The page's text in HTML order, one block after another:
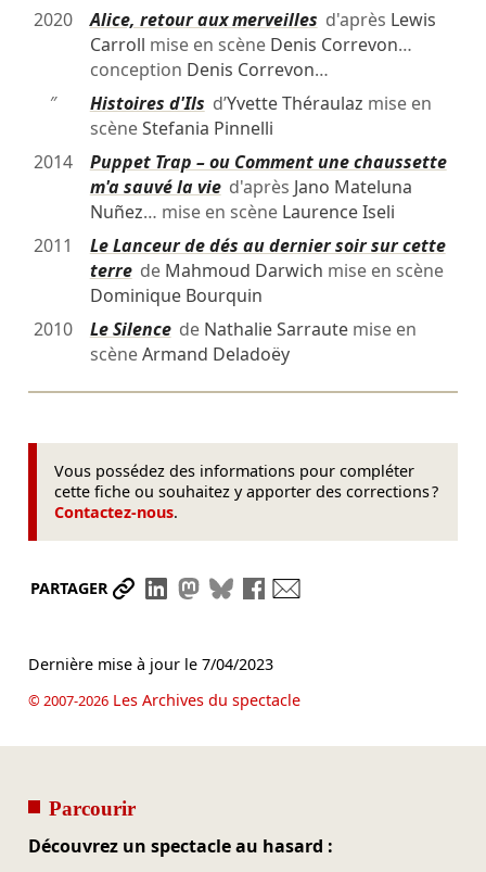
2020
Alice, retour aux merveilles d'après Lewis
Carroll mise en scène Denis Correvon…
conception Denis Correvon…
″
Histoires d'Ils d’Yvette Théraulaz mise en
scèneStefania Pinnelli
2014
Puppet Trap – ou Comment une chaussette
m'a sauvé la vied'après Jano Mateluna
Nuñez… mise en scène Laurence Iseli
2011
Le Lanceur de dés au dernier soir sur cette
terrede Mahmoud Darwich mise en scène
Dominique Bourquin
2010
Le Silencede Nathalie Sarrautemise en
scèneArmand Deladoëy
Vous possédez des informations pour compléter
cette fiche ou souhaitez y apporter des corrections ?
Contactez-nous.
PARTAGER Partager le lien
Partager sur LinkedIn
Partager sur Mastodon
Partager sur Bluesky
Partager sur Facebook
Dernière mise à jour le 7/04/2023
© 2007-2026Les Archives du spectacle
Parcourir
Découvrez un spectacle au hasard :